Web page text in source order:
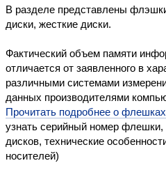
В разделе представлены
диски, жесткие диски.
Фактический объем памяти
отличается от заявленного в
различными системами
данных производителями
Прочитать подробнее о
узнать серийный номер
дисков, технические
носителей)